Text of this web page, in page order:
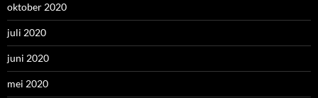
oktober 2020
juli 2020
juni 2020
mei 2020